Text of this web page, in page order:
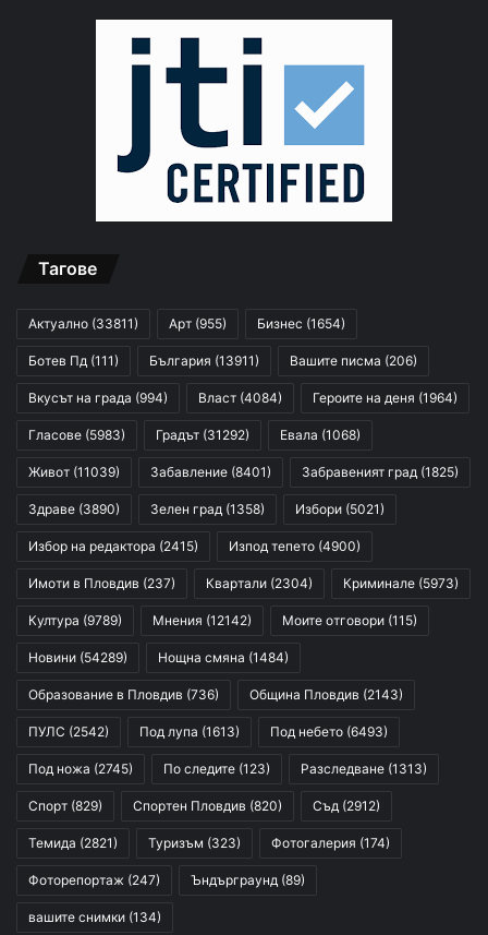
Тагове
Актуално (33811) Арт (955) Бизнес (1654)
Ботев Пд (111) България (13911) Вашите писма (206)
Вкусът на града (994) Власт (4084) Героите на деня (1964)
Гласове (5983) Градът (31292) Евала (1068)
Живот (11039) Забавление (8401) Забравеният град (1825)
Здраве (3890) Зелен град (1358) Избори (5021)
Избор на редактора (2415) Изпод тепето (4900)
Имоти в Пловдив (237) Квартали (2304) Криминале (5973)
Култура (9789) Мнения (12142) Моите отговори (115)
Новини (54289) Нощна смяна (1484)
Образование в Пловдив (736) Община Пловдив (2143)
ПУЛС (2542) Под лупа (1613) Под небето (6493)
Под ножа (2745) По следите (123) Разследване (1313)
Спорт (829) Спортен Пловдив (820) Съд (2912)
Темида (2821) Туризъм (323) Фотогалерия (174)
Фоторепортаж (247) Ъндърграунд (89)
вашите снимки (134)